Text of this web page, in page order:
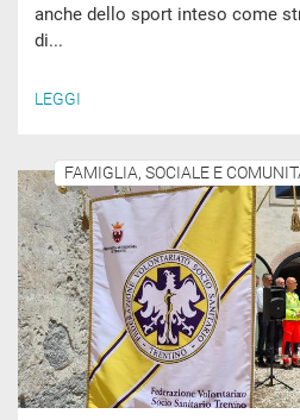
anche dello sport inteso come
di...
LEGGI
FAMIGLIA, SOCIALE E